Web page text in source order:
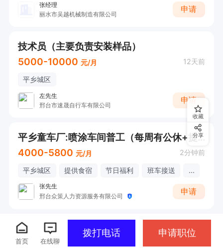
张经理
丽水市吴越机械制造有限公司
申请
技术员（主要负责安装样品）
5000-10000 元/月 12天前
平乡城区
左先生
邢台市速晟自行车有限公司
申请
平乡童车厂:喷涂车间普工（每周有公休+提供住宿+福利食堂）
4000-5800 元/月 2分钟前
平乡城区 提供食宿 节日福利 班车接送 ...
张先生
邢台众策人力资源服务有限公司
申请
收藏
分享
首页 在线聊
拨打电话 申请职位